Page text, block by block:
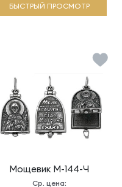
БЫСТРЫЙ ПРОСМОТР
Мощевик М-144-Ч
Ср. цена: